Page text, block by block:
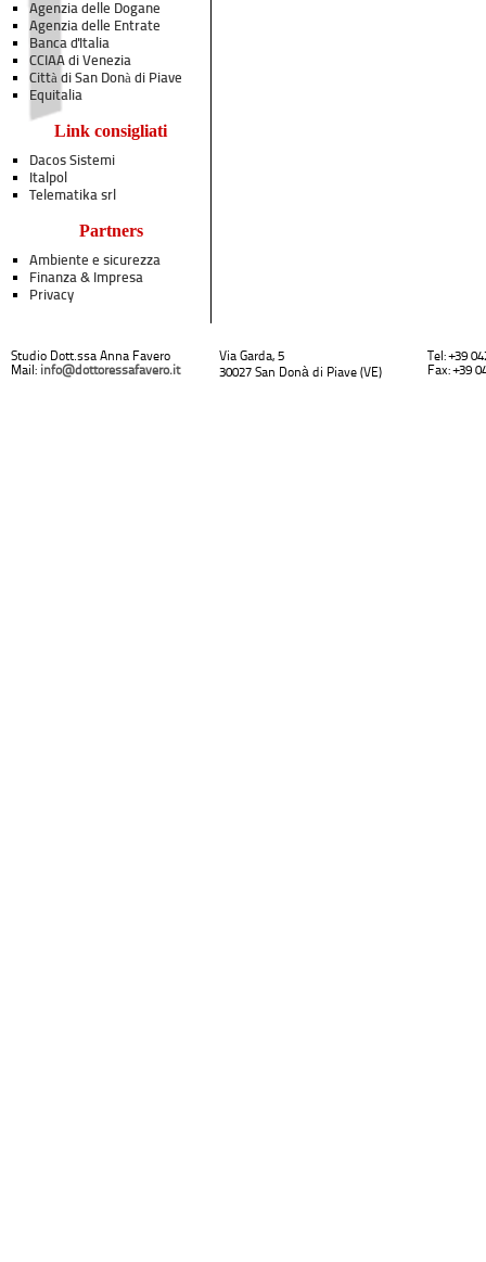
Agenzia delle Dogane
Agenzia delle Entrate
Banca d'Italia
CCIAA di Venezia
Città di San Donà di Piave
Equitalia
Link consigliati
Dacos Sistemi
Italpol
Telematika srl
Partners
Ambiente e sicurezza
Finanza & Impresa
Privacy
Studio Dott.ssa Anna Favero
Mail: info@dottoressafavero.it
Via Garda, 5
30027 San Donà di Piave (VE)
Tel: +39
Fax: +39